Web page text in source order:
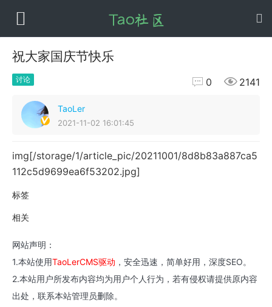
祝大家国庆节快乐
讨论  0  2141
TaoLer
2021-11-02 16:01:45
img[/storage/1/article_pic/20211001/8d8b83a887ca5
112c5d9699ea6f53202.jpg]
标签
相关
网站声明：
1.本站使用TaoLerCMS驱动 ，安全迅速，简单好用，深度SEO。
2.本站用户所发布内容均为用户个人行为，若有侵权请提供原内容
出处，联系本站管理员删除。